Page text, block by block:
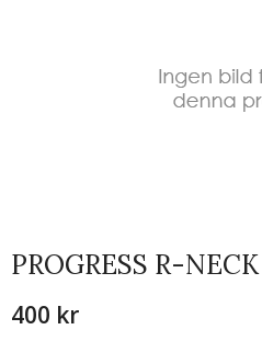
PROGRESS R-
400 kr